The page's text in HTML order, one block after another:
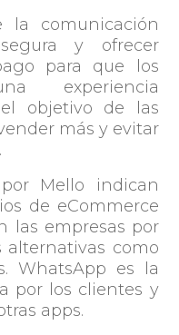
la comunicación
y ofrecer
para que los
experiencia
objetivo de las
más y evitar
Mello indican
de eCommerce
las empresas por
alternativas como
WhatsApp es la
por los clientes y
apps.